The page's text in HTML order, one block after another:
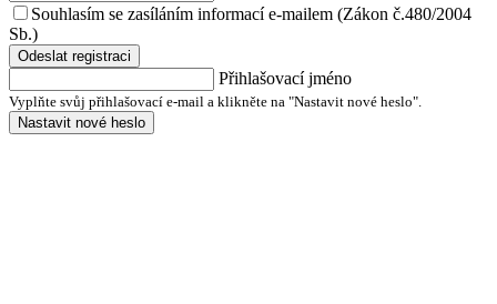
Souhlasím se zasíláním informací e-mailem (Zákon č.480/2004
Sb.)
Odeslat registraci
Přihlašovací jméno
Vyplňte svůj přihlašovací e-mail a klikněte na "Nastavit nové heslo".
Nastavit nové heslo